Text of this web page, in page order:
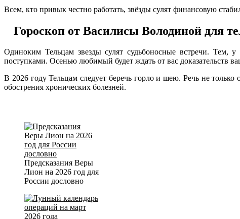
Всем, кто привык честно работать, звёзды сулят финансовую
Гороскоп от Василисы Володиной для
Одиноким Тельцам звезды сулят судьбоносные встречи. Тем,
поступками. Осенью любимый будет ждать от вас доказательств
В 2026 году Тельцам следует беречь горло и шею. Речь не
обострения хронических болезней.
Предсказания Веры
Лион на 2026 год для
России дословно